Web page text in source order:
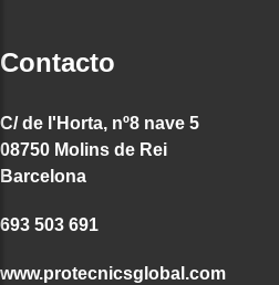
Contacto
C/ de l'Horta, nº8 nave 5
08750 Molins de Rei
Barcelona
693 503 691
www.protecnicsglobal.com